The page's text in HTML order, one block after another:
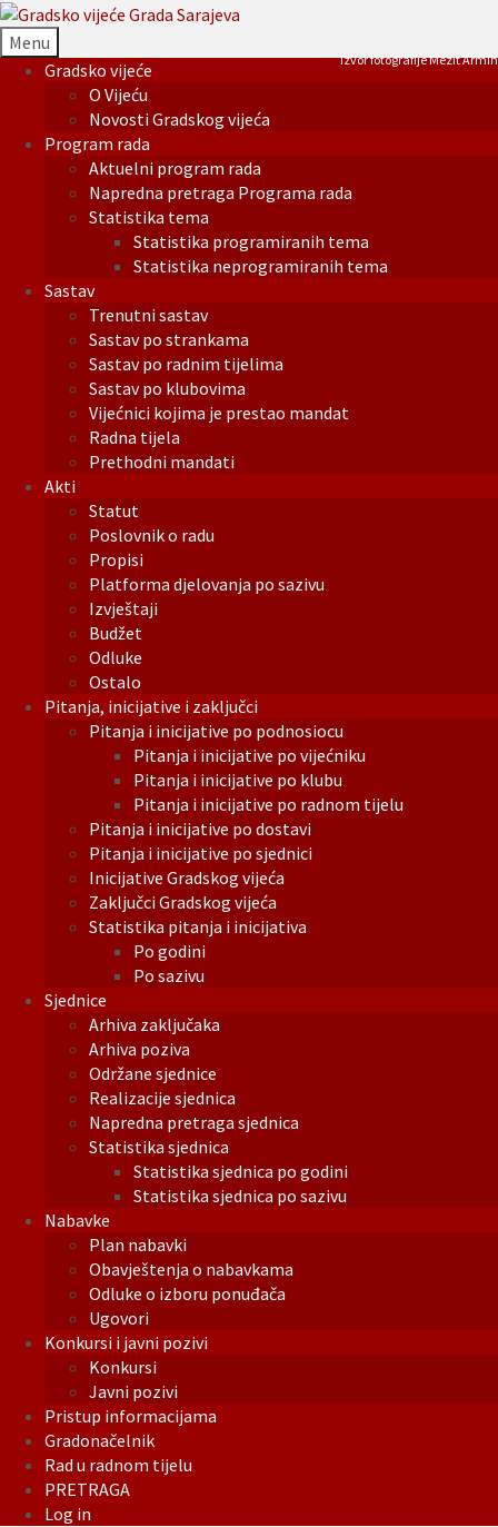
Menu
Gradsko vijeće
O Vijeću
Novosti Gradskog vijeća
Program rada
Aktuelni program rada
Napredna pretraga Programa rada
Statistika tema
Statistika programiranih tema
Statistika neprogramiranih tema
Sastav
Trenutni sastav
Sastav po strankama
Sastav po radnim tijelima
Sastav po klubovima
Vijećnici kojima je prestao mandat
Radna tijela
Prethodni mandati
Akti
Statut
Poslovnik o radu
Propisi
Platforma djelovanja po sazivu
Izvještaji
Budžet
Odluke
Ostalo
Pitanja, inicijative i zaključci
Pitanja i inicijative po podnosiocu
Pitanja i inicijative po vijećniku
Pitanja i inicijative po klubu
Pitanja i inicijative po radnom tijelu
Pitanja i inicijative po dostavi
Pitanja i inicijative po sjednici
Inicijative Gradskog vijeća
Zaključci Gradskog vijeća
Statistika pitanja i inicijativa
Po godini
Po sazivu
Sjednice
Arhiva zaključaka
Arhiva poziva
Održane sjednice
Realizacije sjednica
Napredna pretraga sjednica
Statistika sjednica
Statistika sjednica po godini
Statistika sjednica po sazivu
Nabavke
Plan nabavki
Obavještenja o nabavkama
Odluke o izboru ponuđača
Ugovori
Konkursi i javni pozivi
Konkursi
Javni pozivi
Pristup informacijama
Gradonačelnik
Rad u radnom tijelu
PRETRAGA
Log in
Izvor fotografije Mezit Armin